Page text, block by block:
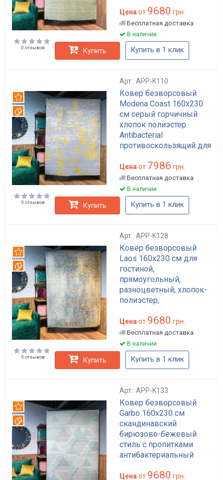
основа арт: APP-K132
Цена от 9680 грн.
Бесплатная доставка
В наличии
0 отзывов Купить Купить в 1 клик
Арт.: APP-K110
Ковер безворсовый
Modena Coast 160x230
см серый горчичный
хлопок полиэстер
Antibacterial
противоскользящий для
Рекомендуем
Вотерпруф
Цена от 7986 грн.
Бесплатная доставка
В наличии
0 отзывов Купить Купить в 1 клик
Арт.: APP-K128
Ковёр безворсовый
Laos 160x230 см для
гостиной,
прямоугольный,
разноцветный, хлопок-
полиэстер,
антимикробной
пропиткой арт: APP-
K128
Рекомендуем
Вотерпруф
Цена от 9680 грн.
Бесплатная доставка
В наличии
0 отзывов Купить Купить в 1 клик
Арт.: APP-K133
Ковер безворсовый
Garbo 160x230 см
скандинавский
бирюзово-бежевый
стиль с пропитками
антибактериальный
водоотталкивающий
Рекомендуем
Вотерпруф
Цена от 9680 грн.